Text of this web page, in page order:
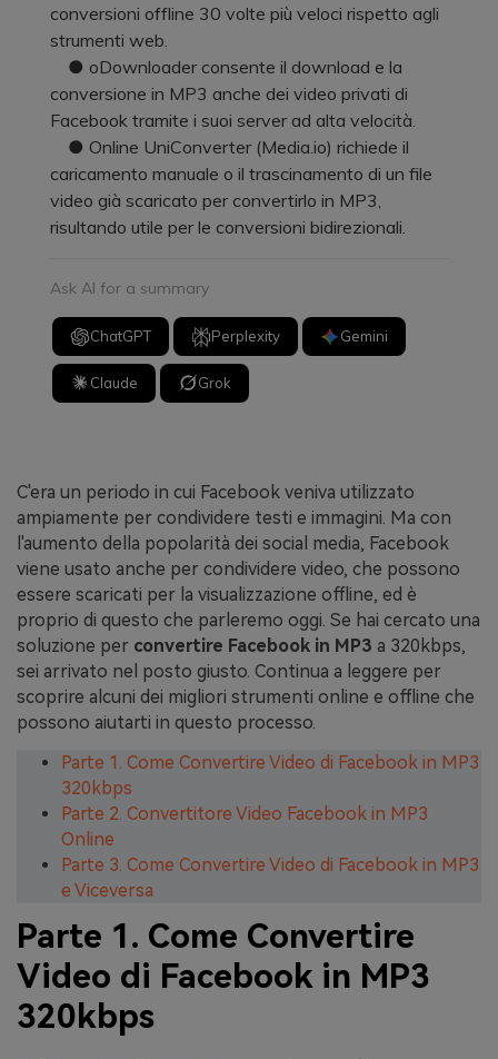
conversioni offline 30 volte più veloci rispetto agli
strumenti web.
● oDownloader consente il download e la
conversione in MP3 anche dei video privati di
Facebook tramite i suoi server ad alta velocità.
● Online UniConverter (Media.io) richiede il
caricamento manuale o il trascinamento di un file
video già scaricato per convertirlo in MP3,
risultando utile per le conversioni bidirezionali.
Ask AI for a summary
ChatGPT Perplexity Gemini
Claude Grok
C'era un periodo in cui Facebook veniva utilizzato
ampiamente per condividere testi e immagini. Ma con
l'aumento della popolarità dei social media, Facebook
viene usato anche per condividere video, che possono
essere scaricati per la visualizzazione offline, ed è
proprio di questo che parleremo oggi. Se hai cercato una
soluzione per convertire Facebook in MP3 a 320kbps,
sei arrivato nel posto giusto. Continua a leggere per
scoprire alcuni dei migliori strumenti online e offline che
possono aiutarti in questo processo.
Parte 1. Come Convertire Video di Facebook in MP3
320kbps
Parte 2. Convertitore Video Facebook in MP3
Online
Parte 3. Come Convertire Video di Facebook in MP3
e Viceversa
Parte 1. Come Convertire
Video di Facebook in MP3
320kbps